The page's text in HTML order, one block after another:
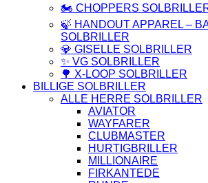
🏍️ CHOPPERS
🍃 HANDOUT APPAREL –
SOLBRILLER
💎 GISELLE SOLBRILLER
✨ VG SOLBRILLER
🌳 X-LOOP SOLBRILLER
BILLIGE SOLBRILLER
ALLE HERRE SOLBRILLER
AVIATOR
WAYFARER
CLUBMASTER
HURTIGBRILLER
MILLIONAIRE
FIRKANTEDE